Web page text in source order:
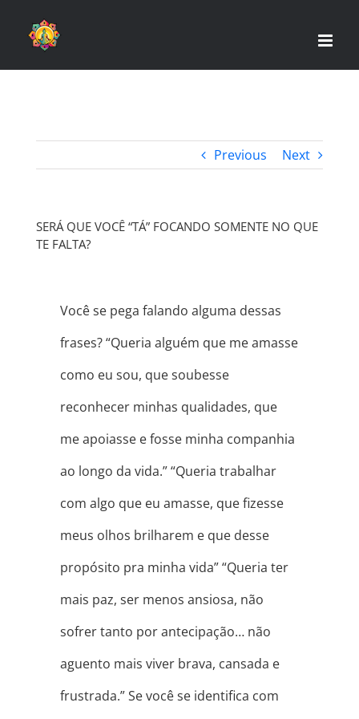
Previous Next
SERÁ QUE VOCÊ “TÁ” FOCANDO SOMENTE NO QUE
TE FALTA?
Você se pega falando alguma dessas
frases? “Queria alguém que me amasse
como eu sou, que soubesse
reconhecer minhas qualidades, que
me apoiasse e fosse minha companhia
ao longo da vida.” “Queria trabalhar
com algo que eu amasse, que fizesse
meus olhos brilharem e que desse
propósito pra minha vida” “Queria ter
mais paz, ser menos ansiosa, não
sofrer tanto por antecipação… não
aguento mais viver brava, cansada e
frustrada.” Se você se identifica com